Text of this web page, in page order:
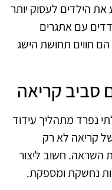
הילדים לעסוק יותר
עם אתגרים
חווים תחושת הישג
סביב קריאה
נפרד מתהליך עידוד
קריאה לא רק
השראה. חשוב ליצור
נחשקת ומספקת.